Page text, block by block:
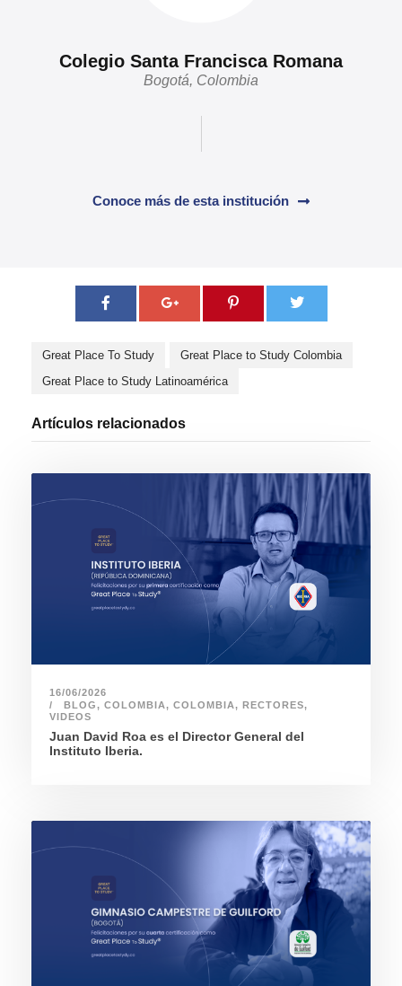
Colegio Santa Francisca Romana
Bogotá, Colombia
Conoce más de esta institución
Great Place To Study
Great Place to Study Colombia
Great Place to Study Latinoamérica
Artículos relacionados
16/06/2026
BLOG, COLOMBIA, COLOMBIA, RECTORES,
VIDEOS
Juan David Roa es el Director General del
Instituto Iberia.